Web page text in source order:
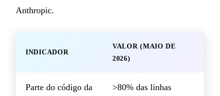
Anthropic.
INDICADOR
VALOR (MAIO DE
2026)
Parte do código da
>80% das linhas